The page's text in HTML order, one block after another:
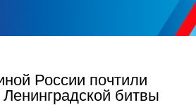
России почтили
битвы